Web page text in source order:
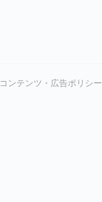
コンテンツ・広告ポリシー